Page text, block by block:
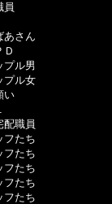
さん
ル男
ル女
職員
たち
たち
たち
たち
たち